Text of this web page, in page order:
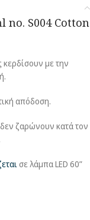
no. S004 Cotton
με την
απόδοση.
ζαρώνουν κατά τον
σε λάμπα LED 60”